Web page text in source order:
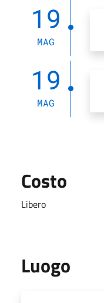
19
MAG
19
MAG
Costo
Libero
Luogo